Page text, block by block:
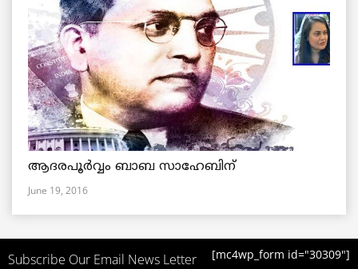
ആദരപൂര്‍വ്വം ബാബ സാഹേബിന്
June 19, 2016
Subscribe Our Email News Letter [mc4wp_form id="30309"]